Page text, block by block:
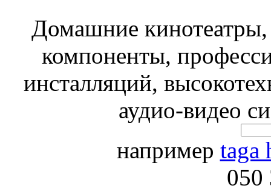
Домашние
компоненты,
инсталляций,
аудио-видео
например taga
050